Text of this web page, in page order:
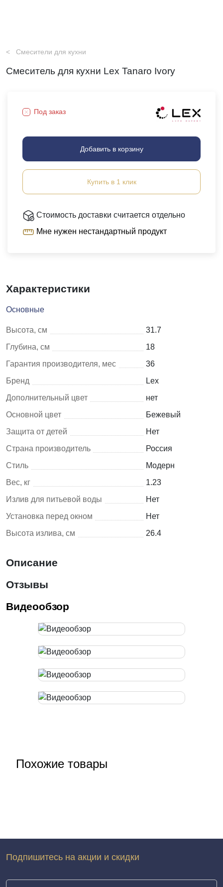
Смесители для кухни
Смеситель для кухни Lex Tanaro Ivory
Под заказ
Добавить в корзину
Купить в 1 клик
Стоимость доставки считается отдельно
Мне нужен нестандартный продукт
Характеристики
Основные
Высота, см
31.7
Глубина, см
18
Гарантия производителя, мес
36
Бренд
Lex
Дополнительный цвет
нет
Основной цвет
Бежевый
Защита от детей
Нет
Страна производитель
Россия
Стиль
Модерн
Вес, кг
1.23
Излив для питьевой воды
Нет
Установка перед окном
Нет
Высота излива, см
26.4
Описание
Отзывы
Видеообзор
Похожие товары
Подпишитесь на акции и скидки